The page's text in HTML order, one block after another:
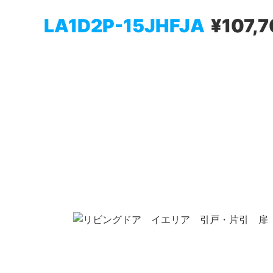
LA1D2P-15JHFJA